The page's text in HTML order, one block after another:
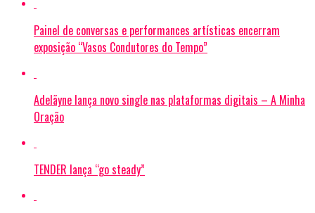
Painel de conversas e performances artísticas encerram
exposição “Vasos Condutores do Tempo”
Adelãyne lança novo single nas plataformas digitais – A Minha
Oração
TENDER lança “go steady”